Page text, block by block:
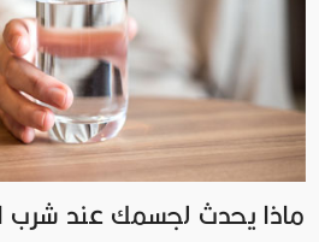
ماذا يحدث لجسمك عند شرب